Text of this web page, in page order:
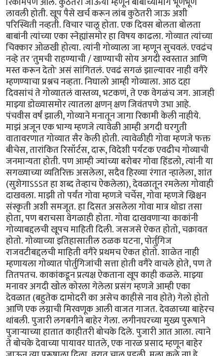
लावली होती. खूप पैसे खर्च करून लांब कुठेतरी जाऊ अशी
परिस्थिती नव्हती. विचार चालू होता. एक दिवस बोलता बोलता
बाबांनी त्यांच्या एका स्नेह्यांसमोर हा विषय काढला. गोव्यात त्यांच्या
चिक्कार ओळखी होत्या. त्यांनी गोव्याला जा म्हणून सुचवलं. एवढंच
नव्हे तर 'तुमची राहण्याची / खाण्याची सोय अगदी स्वस्तात आणि
मस्त करून देतो' असं सांगितलं. एवढं सगळं झाल्यावर नाही वगैरे
म्हणण्याचा प्रश्नच नव्हता. निघालो आम्ही गोव्याला. आठ दहा
दिवसांचं ते गोव्यातलं वास्तव्य, भटकणं, ते एक वेगळंच जग. आजही
माझ्या डोळ्यासमोर त्यातला क्षणन् क्षण जिवंतपणे उभा आहे.
पंचवीस वर्षं झाली, गोव्याने मनातून जागा रिकामी केली नाहीये.
माझं अजून एक भाग्य म्हणजे त्यावेळी आम्ही अगदी घरगुती
वातावरणात गोव्यात सैर केली होती. त्यावेळीही गोवा म्हणजे फक्त
बीचेस, तारांकित रिसॉर्टस, दारू, विदेशी पर्यटक एवढीच गोव्याची
जनमान्यता होती. पण आम्ही ज्यांच्या बरोबर गोवा हिंडलो, त्यांनी या
सगळ्याच्या व्यतिरिक्त असलेला, सदैव हिरव्या रंगात न्हालेला, शांत
(सुशेगाऽऽऽत हा शब्द तेव्हाच ऐकलेला), देवळातून रमलेला गोवाही
दाखवला. माझी तो पर्यंत गोवा म्हणजे चर्चेस, गोवा म्हणजे ख्रिश्चन
संस्कृती अशी समजूत. हा दिसत असलेला गोवा मात्र थोडा तसा
होता, पण बराचसा वेगळाही होता. गोवा दाखवणार्‍या काकांनी
गोव्याबद्दलची खूपच माहिती दिली. जसजसे ऐकत होतो, चक्रावत
होतो. गोव्याच्या इतिहासातील ठळक घटना, पोर्तुगिज
राजवटीबद्दलची माहिती वगैरे प्रथमच ऐकत होतो. शाळेत नाही
म्हणायला गोव्यात पोर्तुगिजांची सत्ता होती वगैरे वाचले होते, पण ते
तितपतच. काकांकडून प्रत्यक्ष ऐकताना खूप काही कळले. माझ्या
मनावर अगदी खोल कोरला गेलेला प्रसंग म्हणजे आम्ही एका
देवळात (बहुतेक दामोदरी का असेच काहीसे नाव होते) गेलो होतो
आणि एक लग्नाची मिरवणूक आली वाजत गाजत. देवळाच्या बाहेरच
थांबली. पुजारी लगबगीने बाहेर गेला. लगीनघरच्या मुख्य पुरूषाने
पुजार्‍याच्या हातात काहीतरी बोचके दिले. पुजारी आत आला. त्याने
ते बोचके देवाच्या पायावर घातले, एक नारळ प्रसाद म्हणून बाहेर